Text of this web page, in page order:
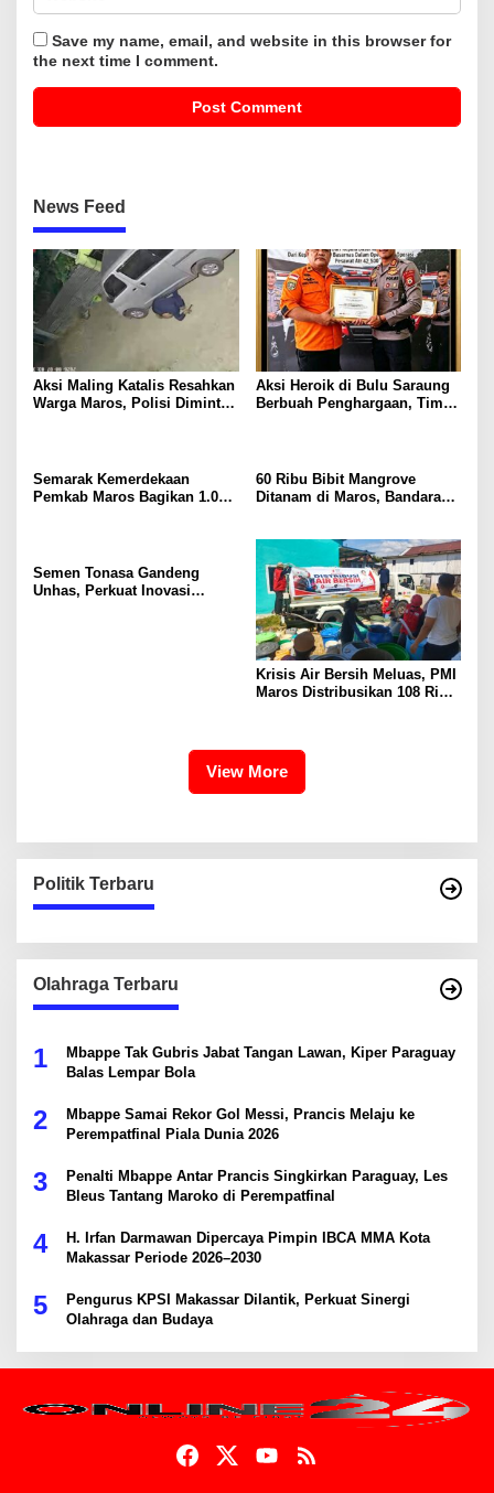
Save my name, email, and website in this browser for
the next time I comment.
News Feed
Aksi Maling Katalis Resahkan
Warga Maros, Polisi Diminta
Aksi Heroik di Bulu Saraung
Berbuah Penghargaan, Tim
Semarak Kemerdekaan
Pemkab Maros Bagikan 1.000
60 Ribu Bibit Mangrove
Ditanam di Maros, Bandara
Semen Tonasa Gandeng
Unhas, Perkuat Inovasi
Krisis Air Bersih Meluas, PMI
Maros Distribusikan 108 Ribu
View More
Politik Terbaru
Olahraga Terbaru
1
Mbappe Tak Gubris Jabat Tangan Lawan, Kiper Paraguay
Balas Lempar Bola
2
Mbappe Samai Rekor Gol Messi, Prancis Melaju ke
Perempatfinal Piala Dunia 2026
3
Penalti Mbappe Antar Prancis Singkirkan Paraguay, Les
Bleus Tantang Maroko di Perempatfinal
4
H. Irfan Darmawan Dipercaya Pimpin IBCA MMA Kota
Makassar Periode 2026–2030
5
Pengurus KPSI Makassar Dilantik, Perkuat Sinergi
Olahraga dan Budaya